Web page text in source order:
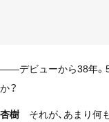
——デビューから38年。
か？
杏樹 それが、あまり何